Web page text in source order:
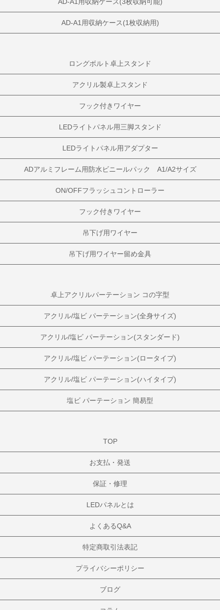
AD-A1用収納ケース(1枚収納用)
ロングボルト卓上スタンド
アクリル製卓上スタンド
フック付きワイヤー
LEDライトパネル用三脚スタンド
LEDライトパネル用アダプター
ADアルミフレーム用防水ビニールパック A1/A2サイズ
ON/OFFフラッシュコントローラー
フック付きワイヤー
吊下げ用ワイヤー
吊下げ用ワイヤー留め金具
卓上アクリルパーテーション コの字型
アクリル/塩ビ パーテーション(全身サイズ)
アクリル/塩ビ パーテーション(スタンダード)
アクリル/塩ビ パーテーション(ロータイプ)
アクリル/塩ビ パーテーション(ハイタイプ)
塩ビ パーテーション 簡易型
TOP
お支払・発送
保証・修理
LEDパネルとは
よくあるQ&A
特定商取引法表記
プライバシーポリシー
ブログ